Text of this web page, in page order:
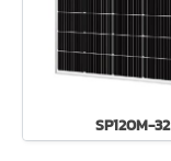
SP120M-32